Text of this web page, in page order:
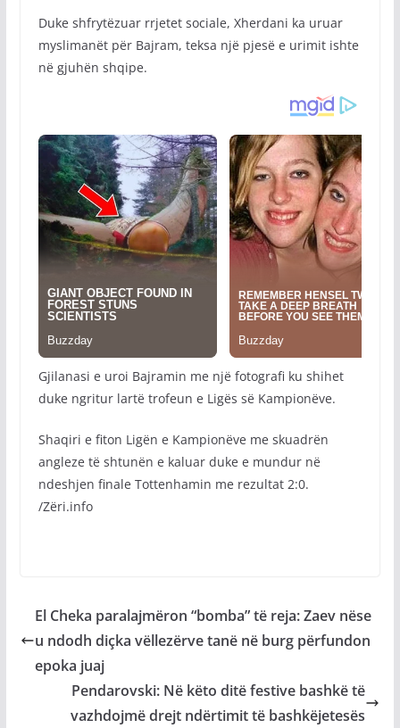
Duke shfrytëzuar rrjetet sociale, Xherdani ka uruar
myslimanët për Bajram, teksa një pjesë e urimit ishte
në gjuhën shqipe.
Gjilanasi e uroi Bajramin me një fotografi ku shihet
duke ngritur lartë trofeun e Ligës së Kampionëve.
Shaqiri e fiton Ligën e Kampionëve me skuadrën
angleze të shtunën e kaluar duke e mundur në
ndeshjen finale Tottenhamin me rezultat 2:0.
/Zëri.info
El Cheka paralajmëron “bomba” të reja: Zaev nëse
u ndodh diçka vëllezërve tanë në burg përfundon
epoka juaj
Pendarovski: Në këto ditë festive bashkë të
vazhdojmë drejt ndërtimit të bashkëjetesës